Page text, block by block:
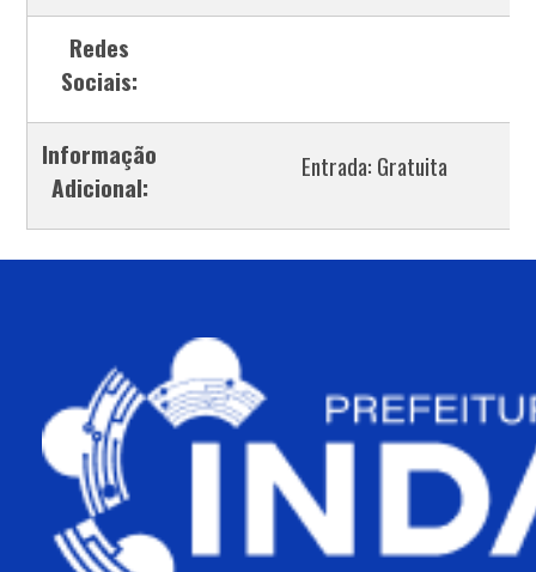
Redes
Sociais:
Informação
Adicional:
Entrada: Gratuita